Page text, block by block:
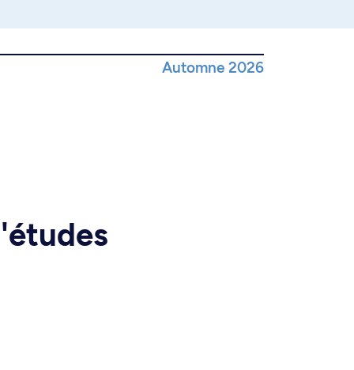
Automne 2026